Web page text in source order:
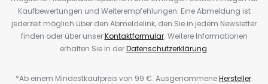
Kaufbewertungen und Weiterempfehlungen. Eine Abmeldung ist
jederzeit möglich über den Abmeldelink, den Sie in jedem Newsletter
finden oder über unserKontaktformular. Weitere Informationen
erhalten Sie in derDatenschutzerklärung.
*Ab einem Mindestkaufpreis von 99 €. AusgenommeneHersteller.